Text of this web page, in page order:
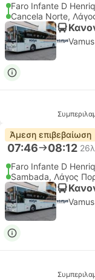
Faro Infante D
Cancela Norte,
Vamus
Άμεση επιβεβαίωση
07:46 08:12
Faro Infante D
Sambada, Λάγος
Vamus